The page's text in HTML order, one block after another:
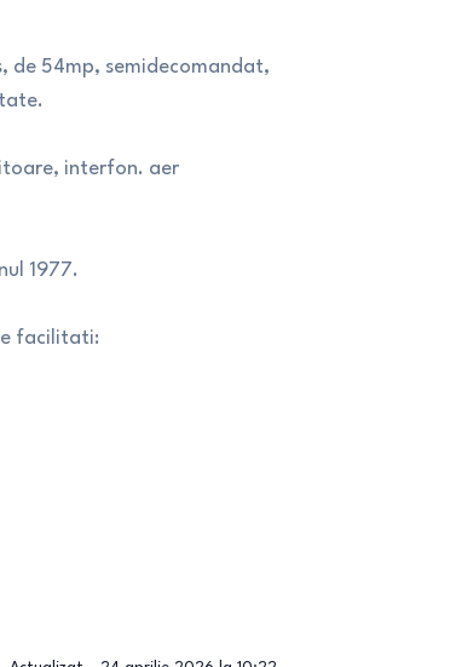
de 54mp, semidecomandat,
interfon. aer
1977.
facilitati: